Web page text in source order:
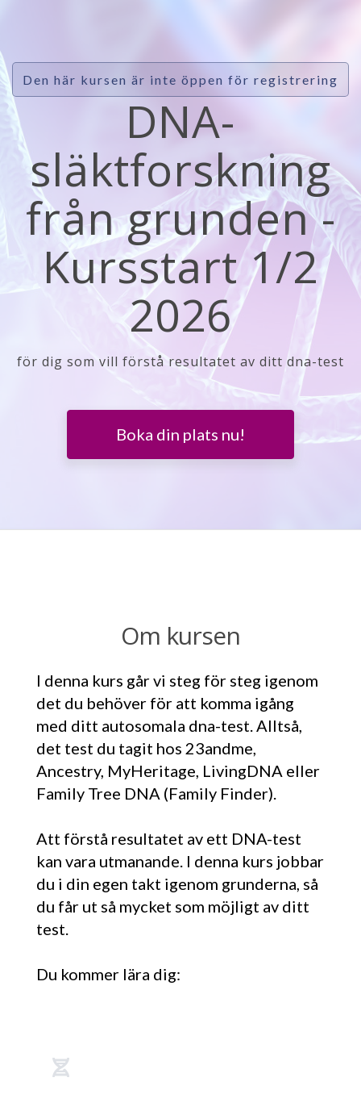
Den här kursen är inte öppen för registrering
DNA-
släktforskning
från grunden -
Kursstart 1/2
2026
för dig som vill förstå resultatet av ditt dna-test
Boka din plats nu!
Om kursen
I denna kurs går vi steg för steg igenom
det du behöver för att komma igång
med ditt autosomala dna-test. Alltså,
det test du tagit hos 23andme,
Ancestry, MyHeritage, LivingDNA eller
Family Tree DNA (Family Finder).
Att förstå resultatet av ett DNA-test
kan vara utmanande. I denna kurs jobbar
du i din egen takt igenom grunderna, så
du får ut så mycket som möjligt av ditt
test.
Du kommer lära dig: